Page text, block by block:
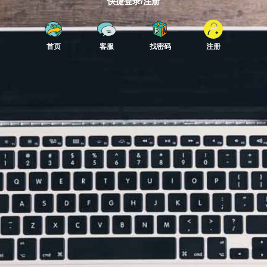
首页 客服 找密码 注册